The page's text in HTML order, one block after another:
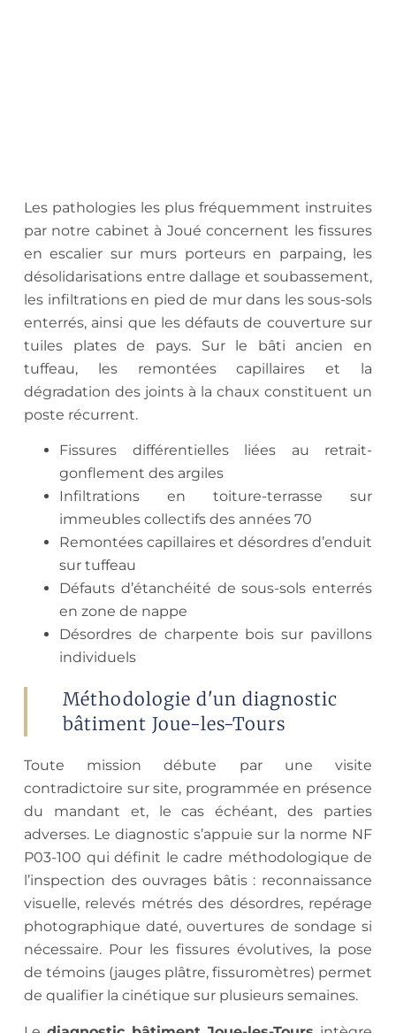
Les pathologies les plus fréquemment instruites
par notre cabinet à Joué concernent les fissures
en escalier sur murs porteurs en parpaing, les
désolidarisations entre dallage et soubassement,
les infiltrations en pied de mur dans les sous-sols
enterrés, ainsi que les défauts de couverture sur
tuiles plates de pays. Sur le bâti ancien en
tuffeau, les remontées capillaires et la
dégradation des joints à la chaux constituent un
poste récurrent.
Fissures différentielles liées au retrait-
gonflement des argiles
Infiltrations en toiture-terrasse sur
immeubles collectifs des années 70
Remontées capillaires et désordres d’enduit
sur tuffeau
Défauts d’étanchéité de sous-sols enterrés
en zone de nappe
Désordres de charpente bois sur pavillons
individuels
Méthodologie d'un diagnostic
bâtiment Joue-les-Tours
Toute mission débute par une visite
contradictoire sur site, programmée en présence
du mandant et, le cas échéant, des parties
adverses. Le diagnostic s’appuie sur la norme NF
P03-100 qui définit le cadre méthodologique de
l’inspection des ouvrages bâtis : reconnaissance
visuelle, relevés métrés des désordres, repérage
photographique daté, ouvertures de sondage si
nécessaire. Pour les fissures évolutives, la pose
de témoins (jauges plâtre, fissuromètres) permet
de qualifier la cinétique sur plusieurs semaines.